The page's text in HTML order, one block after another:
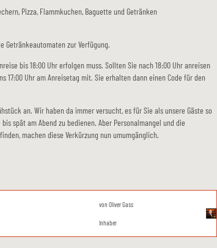
Pizza, Flammkuchen, Baguette und Getränken
Getränkeautomaten zur Verfügung.
bis 18:00 Uhr erfolgen muss. Sollten Sie nach 18:00 Uhr anreisen
17:00 Uhr am Anreisetag mit. Sie erhalten dann einen Code für den
an. Wir haben da immer versucht, es für Sie als unsere Gäste so
spät am Abend zu bedienen. Aber Personalmangel und die
machen diese Verkürzung nun umumgänglich.
von Oliver Gass
Inhaber